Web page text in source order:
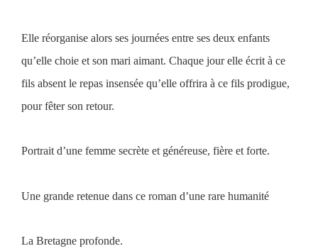
Elle réorganise alors ses journées entre ses deux enfants
qu’elle choie et son mari aimant. Chaque jour elle écrit à ce
fils absent le repas insensée qu’elle offrira à ce fils prodigue,
pour fêter son retour.
Portrait d’une femme secrète et généreuse, fière et forte.
Une grande retenue dans ce roman d’une rare humanité
La Bretagne profonde.